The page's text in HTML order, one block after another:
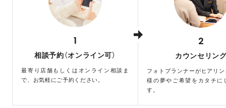
1
相談予約（オンライン可）
最寄り店舗もしくはオンライン相談ま
で、お気軽にご予約ください。
2
カウンセリン
フォトプランナーがヒアリ
様の夢やご希望をカタチに
す。